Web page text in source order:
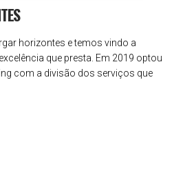
horizontes e temos vindo a
que presta. Em 2019 optou
com a divisão dos serviços que